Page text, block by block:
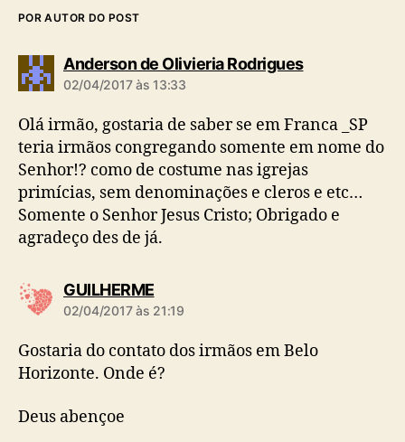
POR AUTOR DO POST
Anderson de Olivieria Rodriguesd
02/04/2017 às 13:33
Olá irmão, gostaria de saber se em Franca _SP
teria irmãos congregando somente em nome do
Senhor!? como de costume nas igrejas
primícias, sem denominações e cleros e etc…
Somente o Senhor Jesus Cristo; Obrigado e
agradeço des de já.
GUILHERMEd
i
:
02/04/2017 às 21:19
Gostaria do contato dos irmãos em Belo
Horizonte. Onde é?
Deus abençoe